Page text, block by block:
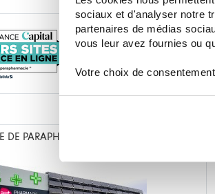
sociaux et d'analyser notre
partenaires de médias
vous leur avez fournies ou
Votre choix de
DE PARAPHARMACIE EN LIGNE